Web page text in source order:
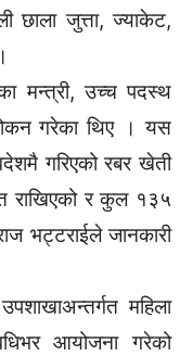
छाला जुत्ता, ज्याकेट,
मन्त्री, उच्च पदस्थ
गरेका थिए । यस
गरिएको रबर खेती
राखिएको र कुल १३५
भट्टराईले जानकारी
महिला
आयोजना गरेको